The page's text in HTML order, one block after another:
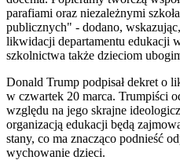
parafiami oraz niezależnymi
publicznych" - dodano,
likwidacji departamentu edukacji
szkolnictwa także dzieciom
Donald Trump podpisał dekret o
w czwartek 20 marca. Trumpiści
względu na jego skrajne
organizacją edukacji będą
stany, co ma znacząco podnieść
wychowanie dzieci.